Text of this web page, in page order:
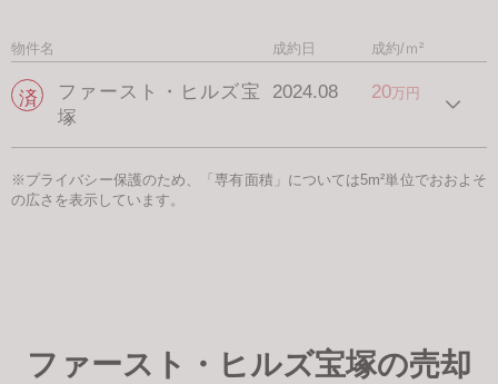
物件名 成約日 成約/ｍ²
ファースト・ヒルズ宝
塚
2024.08 20万円
※プライバシー保護のため、「専有面積」については5m²単位でおおよそ
の広さを表示しています。
ファースト・ヒルズ宝塚の売却